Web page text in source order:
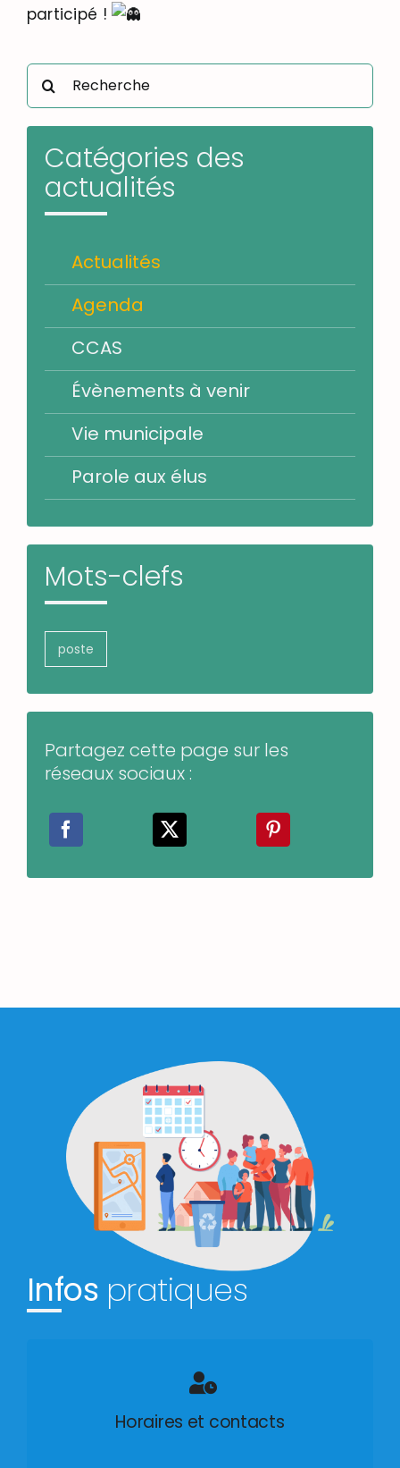
participé !
Rechercher:
Catégories des
actualités
Actualités
Agenda
CCAS
Évènements à venir
Vie municipale
Parole aux élus
Mots-clefs
poste
Partagez cette page sur les
réseaux sociaux :
Infos pratiques
Horaires et contacts